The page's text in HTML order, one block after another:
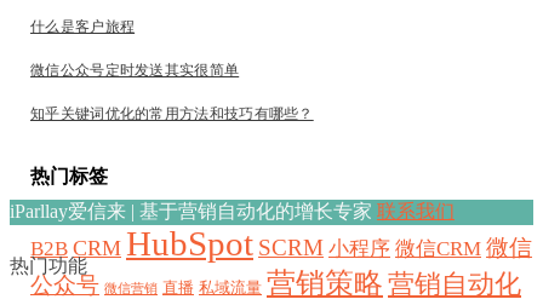
什么是客户旅程
微信公众号定时发送其实很简单
知乎关键词优化的常用方法和技巧有哪些？
热门标签
B2B CRM HubSpot SCRM 小程序 微信CRM 微信
公众号 微信营销 直播 私域流量 营销策略 营销自动化
iParllay爱信来 | 基于营销自动化的增长专家 联系我们
热门功能